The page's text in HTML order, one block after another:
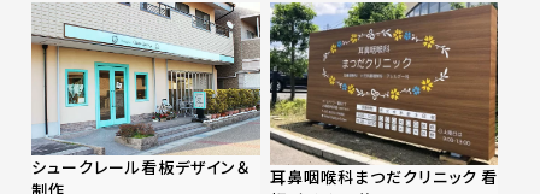
シュークレール看板デザイン＆
耳鼻咽喉科まつだクリニック 看